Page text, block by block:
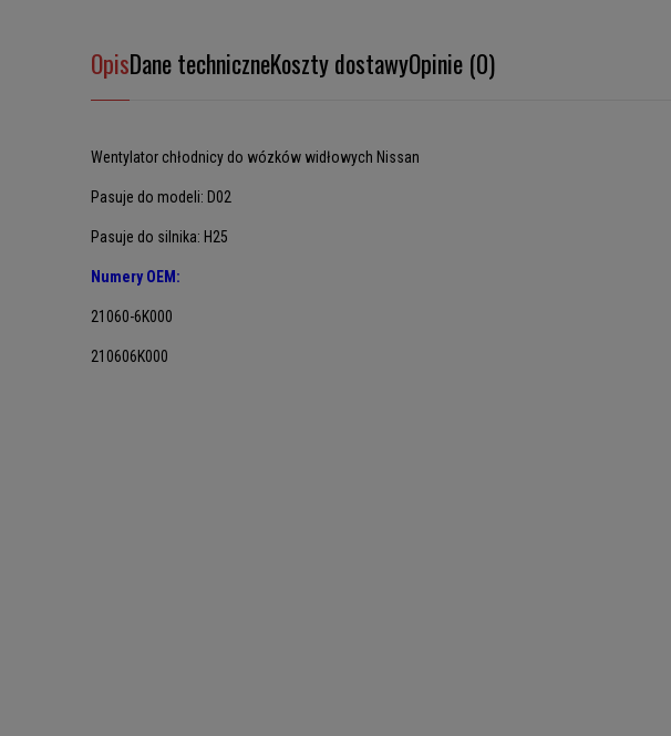
OpisDane techniczneKoszty dostawyOpinie (0)
Wentylator chłodnicy do wózków widłowych Nissan
Pasuje do modeli: D02
Pasuje do silnika: H25
Numery OEM:
21060-6K000
210606K000